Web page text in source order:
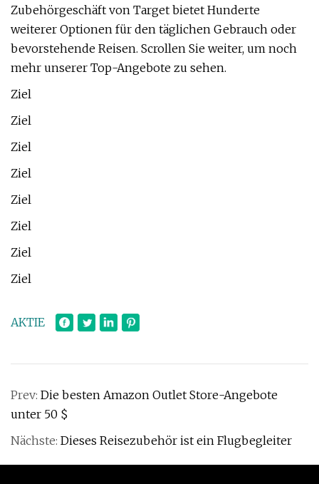
Zubehörgeschäft von Target bietet Hunderte
weiterer Optionen für den täglichen Gebrauch oder
bevorstehende Reisen. Scrollen Sie weiter, um noch
mehr unserer Top-Angebote zu sehen.
Ziel
Ziel
Ziel
Ziel
Ziel
Ziel
Ziel
Ziel
AKTIE
Prev: Die besten Amazon Outlet Store-Angebote
unter 50 $
Nächste: Dieses Reisezubehör ist ein Flugbegleiter